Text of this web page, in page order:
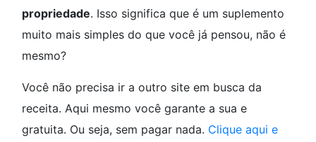
propriedade. Isso significa que é um suplemento
muito mais simples do que você já pensou, não é
mesmo?
Você não precisa ir a outro site em busca da
receita. Aqui mesmo você garante a sua e
gratuita. Ou seja, sem pagar nada. Clique aqui e